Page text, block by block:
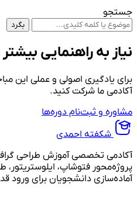
جستجو
بگرد
نیاز به راهنمایی بیشتر
برای یادگیری اصولی و عملی این
آکادمی ما شرکت کنید.
مشاوره و ثبت‌نام دوره‌ها
شکفته احمدی
آکادمی تخصصی آموزش طراحی
آماده‌سازی دانشجویان برای ورود